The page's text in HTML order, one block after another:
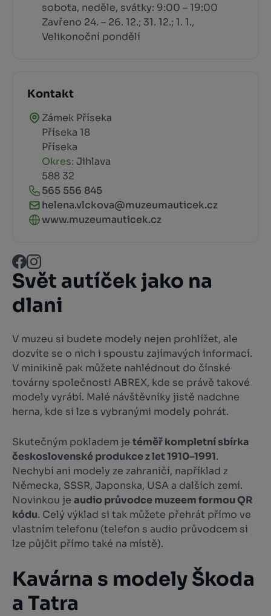
sobota, neděle, svátky: 9:00 – 19:00
Zavřeno 24. – 26. 12.; 31. 12.; 1. 1.,
Velikonoční pondělí
Kontakt
Zámek Příseka
Příseka 18
Příseka
Okres: Jihlava
588 32
565 556 845
helena.vlckova@muzeumauticek.cz
www.muzeumauticek.cz
Svět autíček jako na
dlani
V muzeu si budete modely nejen prohlížet, ale
dozvíte se o nich i spoustu zajímavých informací.
V minikině pak můžete nahlédnout do čínské
továrny společnosti ABREX, kde se právě takové
modely vyrábí. Malé návštěvníky jistě nadchne
herna, kde si lze s vybranými modely pohrát.
Skutečným pokladem je téměř kompletní sbírka
československé produkce z let 1910–1991.
Nechybí ani modely ze zahraničí, například z
Německa, SSSR, Japonska, USA a dalších zemí.
Novinkou je audio průvodce muzeem formou QR
kódu. Celý výklad si tak můžete přehrát přímo ve
vlastním telefonu (telefon s audio průvodcem si
lze půjčit přímo také na místě).
Kavárna s modely Škoda
a Tatra